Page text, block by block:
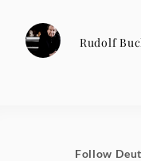
Rudolf
Follow